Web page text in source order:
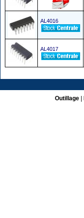
AL4016
AL4017
Outillage|